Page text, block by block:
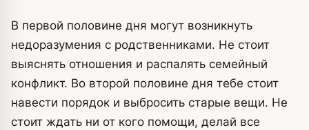
В первой половине дня могут возникнуть
недоразумения с родственниками. Не стоит
выяснять отношения и распалять семейный
конфликт. Во второй половине дня тебе стоит
навести порядок и выбросить старые вещи. Не
стоит ждать ни от кого помощи, делай все